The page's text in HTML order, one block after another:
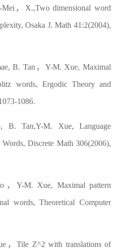
Mei ， X.,Two dimensional word
Osaka J. Math 41:2(2004),
B. Tan ， Y-M. Xue, Maximal
words, Ergodic Theory and
1086.
B. Tan,Y-M. Xue, Language
Discrete Math 306(2006),
，Y-M. Xue, Maximal pattern
words, Theoretical Computer
， Tile Z^2 with translations of